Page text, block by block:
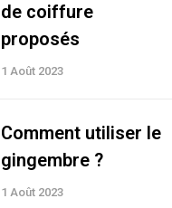
de coiffure
proposés
1 Août 2023
Comment utiliser le
gingembre ?
1 Août 2023